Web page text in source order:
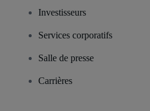
Investisseurs
Services corporatifs
Salle de presse
Carrières